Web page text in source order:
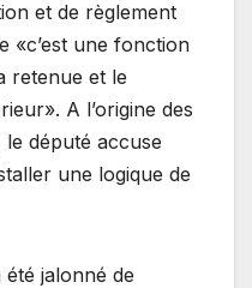
et de règlement
«c’est une fonction
retenue et le
A l’origine des
le député accuse
une logique de
jalonné de